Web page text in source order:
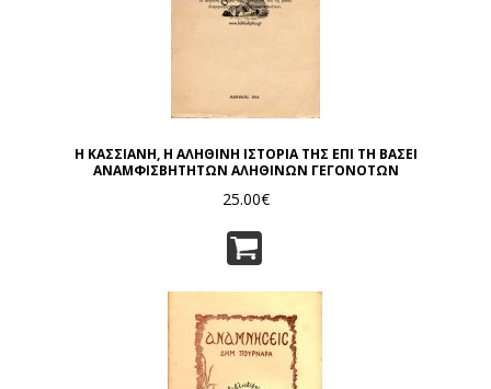
Η ΚΑΣΣΙΑΝΗ, Η ΑΛΗΘΙΝΗ ΙΣΤΟΡΙΑ ΤΗΣ ΕΠΙ ΤΗ ΒΑΣΕΙ
ΑΝΑΜΦΙΣΒΗΤΗΤΩΝ ΑΛΗΘΙΝΩΝ ΓΕΓΟΝΟΤΩΝ
25.00€